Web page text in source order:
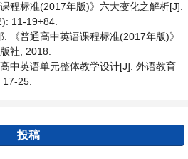
程标准(2017年版)》六大变化之解析[J].
11-19+84.
《普通高中英语课程标准(2017年版)》
社, 2018.
中英语单元整体教学设计[J]. 外语教育
25.
投稿